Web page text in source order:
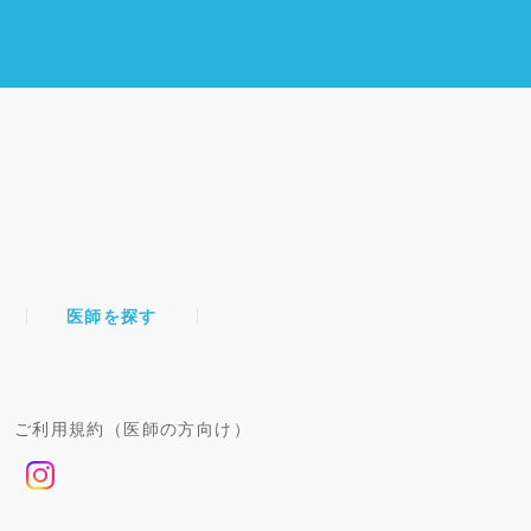
医師を探す
ご利用規約（医師の方向け）